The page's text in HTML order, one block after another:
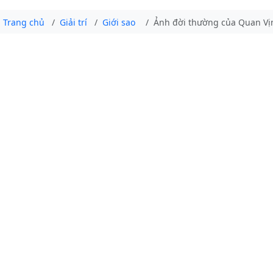
Trang chủ Giải trí Giới sao Ảnh đời thường của Quan